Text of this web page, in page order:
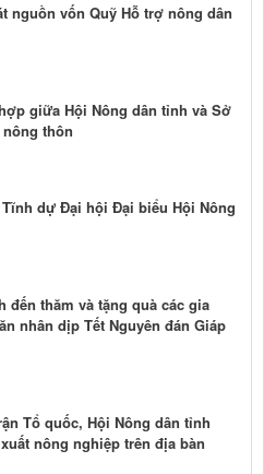
nguồn vốn Quỹ Hỗ trợ nông dân
giữa Hội Nông dân tỉnh và Sở
thôn
dự Đại hội Đại biểu Hội Nông
đến thăm và tặng quà các gia
nhân dịp Tết Nguyên đán Giáp
Tổ quốc, Hội Nông dân tỉnh
nông nghiệp trên địa bàn